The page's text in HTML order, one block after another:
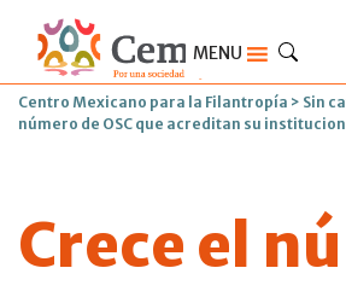
MENU
Centro Mexicano para la Filantropía > Sin
número de OSC que acreditan su
Crece el